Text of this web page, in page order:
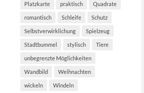
Platzkarte praktisch Quadrate
romantisch Schleife Schutz
Selbstverwirklichung Spielzeug
Stadtbummel stylisch Tiere
unbegrenzte Möglichkeiten
Wandbild Weihnachten
wickeln Windeln